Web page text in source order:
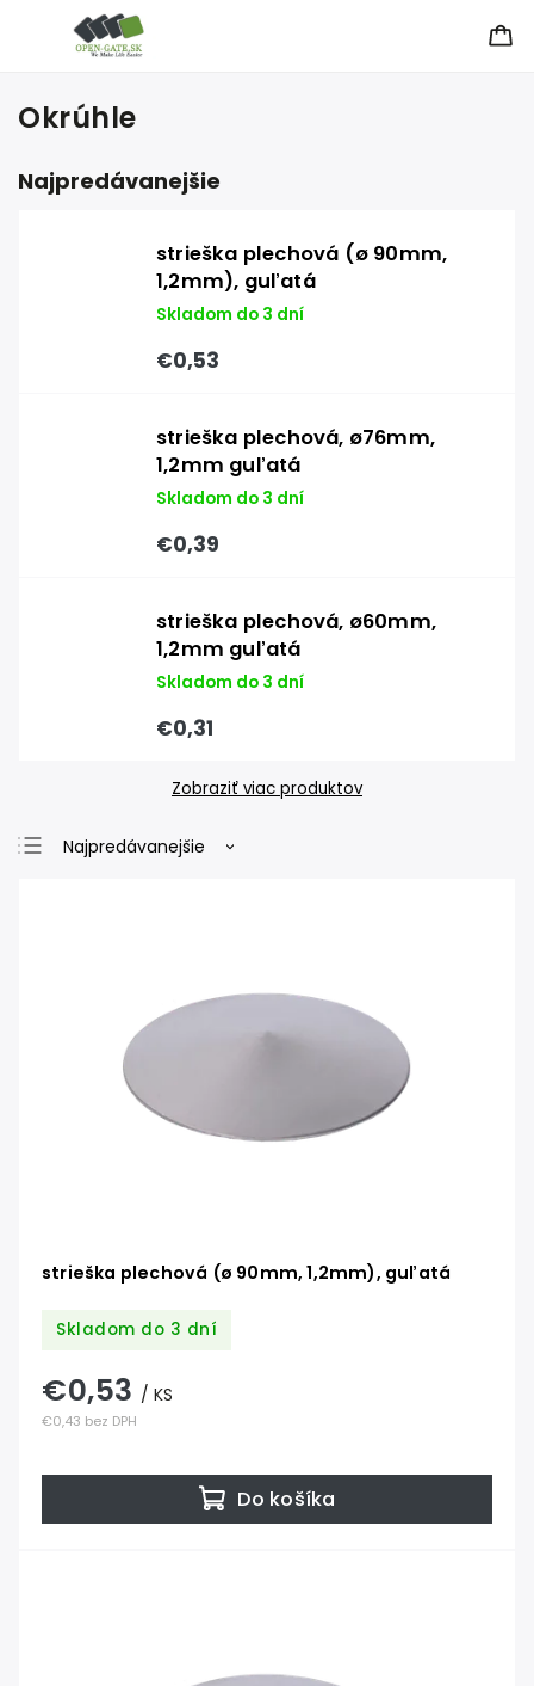
Okrúhle
Najpredávanejšie
strieška plechová (ø 90mm,
1,2mm), guľatá
Skladom do 3 dní
€0,53
strieška plechová, ø76mm,
1,2mm guľatá
Skladom do 3 dní
€0,39
strieška plechová, ø60mm,
1,2mm guľatá
Skladom do 3 dní
€0,31
Zobraziť viac produktov
Najpredávanejšie
strieška plechová (ø 90mm, 1,2mm), guľatá
Skladom do 3 dní
€0,43 bez DPH
€0,53 / KS
Do košíka